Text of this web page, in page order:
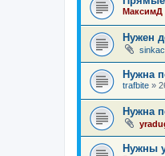
МаксимД
Нужен
Нужна
trafbite »
Нужна
Нужны